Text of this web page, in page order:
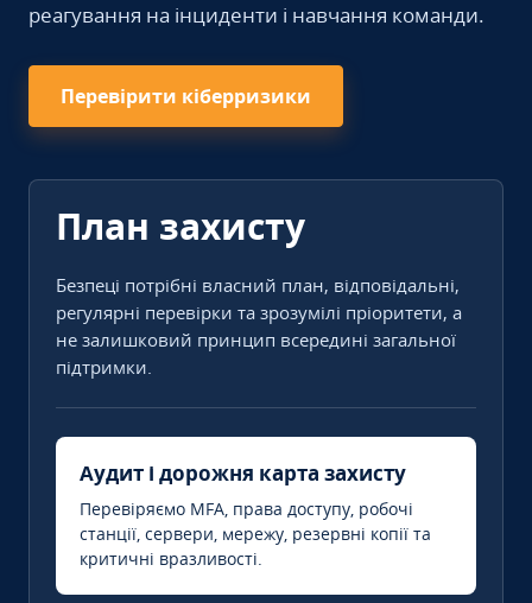
реагування на інциденти і навчання команди.
Перевірити кіберризики
План захисту
Безпеці потрібні власний план, відповідальні,
регулярні перевірки та зрозумілі пріоритети, а
не залишковий принцип всередині загальної
підтримки.
Аудит і дорожня карта захисту
Перевіряємо MFA, права доступу, робочі
станції, сервери, мережу, резервні копії та
критичні вразливості.